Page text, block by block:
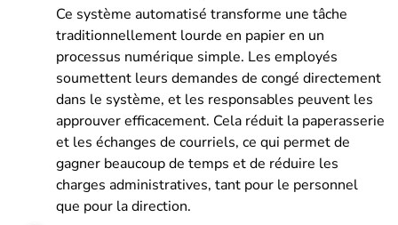
Ce système automatisé transforme une tâche
traditionnellement lourde en papier en un
processus numérique simple. Les employés
soumettent leurs demandes de congé directement
dans le système, et les responsables peuvent les
approuver efficacement. Cela réduit la paperasserie
et les échanges de courriels, ce qui permet de
gagner beaucoup de temps et de réduire les
charges administratives, tant pour le personnel
que pour la direction.